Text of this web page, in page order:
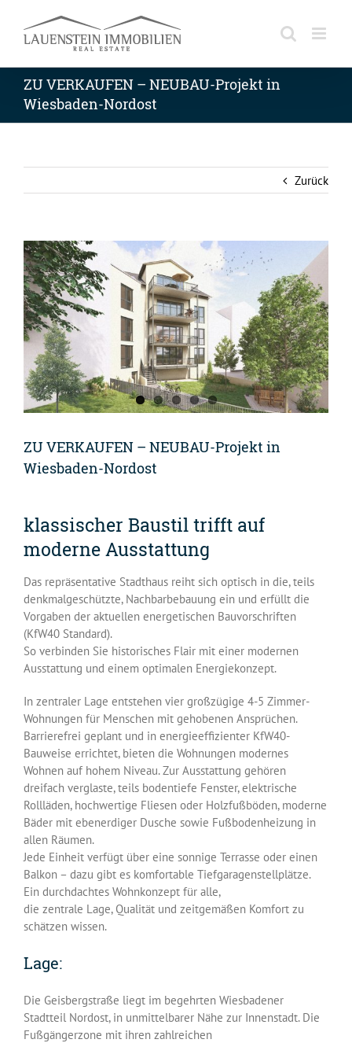
content
ZU VERKAUFEN – NEUBAU-Projekt in
Wiesbaden-Nordost
Zurück
Zeige
grösseres
Bild
ZU VERKAUFEN – NEUBAU-Projekt in
Wiesbaden-Nordost
klassischer Baustil trifft auf
moderne Ausstattung
Das repräsentative Stadthaus reiht sich optisch in die, teils
denkmalgeschützte, Nachbarbebauung ein und erfüllt die
Vorgaben der aktuellen energetischen Bauvorschriften
(KfW40 Standard).
So verbinden Sie historisches Flair mit einer modernen
Ausstattung und einem optimalen Energiekonzept.
In zentraler Lage entstehen vier großzügige 4-5 Zimmer-
Wohnungen für Menschen mit gehobenen Ansprüchen.
Barrierefrei geplant und in energieeffizienter KfW40-
Bauweise errichtet, bieten die Wohnungen modernes
Wohnen auf hohem Niveau. Zur Ausstattung gehören
dreifach verglaste, teils bodentiefe Fenster, elektrische
Rollläden, hochwertige Fliesen oder Holzfußböden, moderne
Bäder mit ebenerdiger Dusche sowie Fußbodenheizung in
allen Räumen.
Jede Einheit verfügt über eine sonnige Terrasse oder einen
Balkon – dazu gibt es komfortable Tiefgaragenstellplätze.
Ein durchdachtes Wohnkonzept für alle,
die zentrale Lage, Qualität und zeitgemäßen Komfort zu
schätzen wissen.
Lage:
Die Geisbergstraße liegt im begehrten Wiesbadener
Stadtteil Nordost, in unmittelbarer Nähe zur Innenstadt. Die
Fußgängerzone mit ihren zahlreichen